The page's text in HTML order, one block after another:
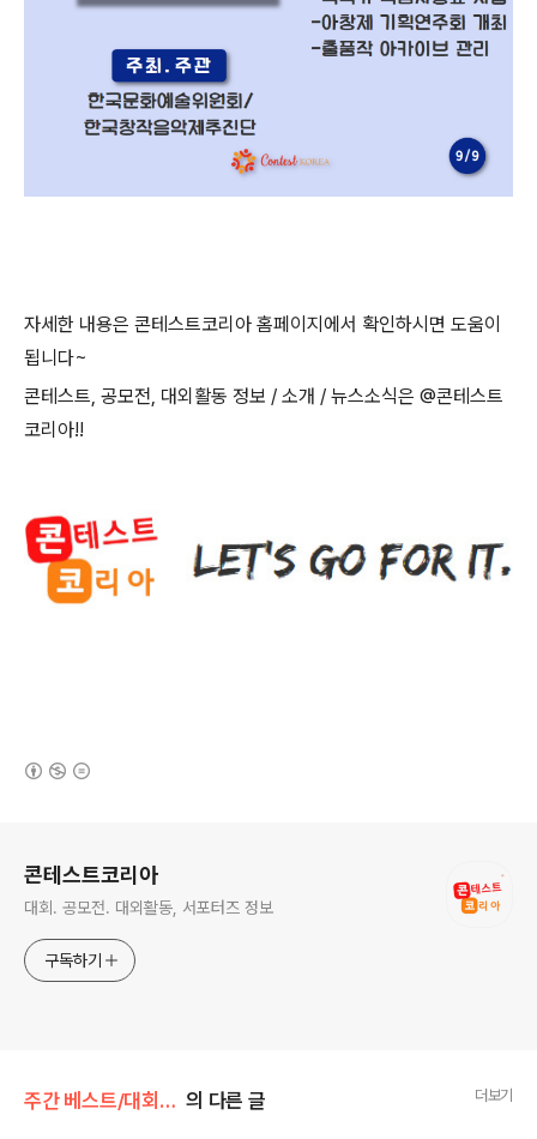
자세한 내용은 콘테스트코리아 홈페이지에서 확인하시면 도움이
됩니다~
콘테스트, 공모전, 대외활동 정보 / 소개 / 뉴스소식은 @콘테스트
코리아!!
콘테스트코리아
대회. 공모전. 대외활동, 서포터즈 정보
구독하기
주간 베스트/대회 • 공모전 의 다른 글 더보기